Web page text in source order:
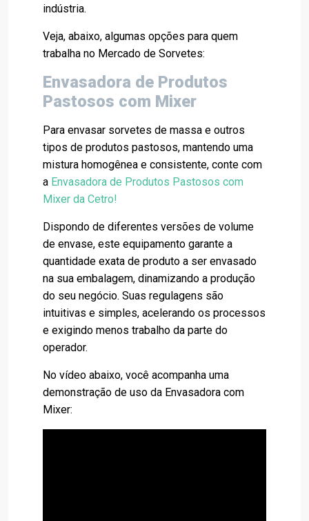
indústria.
Veja, abaixo, algumas opções para quem
trabalha no Mercado de Sorvetes:
Envasadora de Produtos
Pastosos com Mixer
Para envasar sorvetes de massa e outros
tipos de produtos pastosos, mantendo uma
mistura homogênea e consistente, conte com
a Envasadora de Produtos Pastosos com
Mixer da Cetro!
Dispondo de diferentes versões de volume
de envase, este equipamento garante a
quantidade exata de produto a ser envasado
na sua embalagem, dinamizando a produção
do seu negócio. Suas regulagens são
intuitivas e simples, acelerando os processos
e exigindo menos trabalho da parte do
operador.
No vídeo abaixo, você acompanha uma
demonstração de uso da Envasadora com
Mixer: